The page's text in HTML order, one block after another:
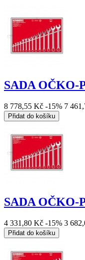
SADA
8 778,55 Kč -15% 7
Přidat do košíku
SADA
4 331,80 Kč -15% 3
Přidat do košíku